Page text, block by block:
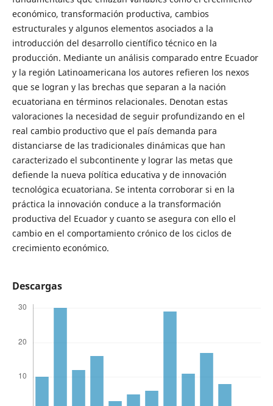
económico, transformación productiva, cambios
estructurales y algunos elementos asociados a la
introducción del desarrollo científico técnico en la
producción. Mediante un análisis comparado entre Ecuador
y la región Latinoamericana los autores refieren los nexos
que se logran y las brechas que separan a la nación
ecuatoriana en términos relacionales. Denotan estas
valoraciones la necesidad de seguir profundizando en el
real cambio productivo que el país demanda para
distanciarse de las tradicionales dinámicas que han
caracterizado el subcontinente y lograr las metas que
defiende la nueva política educativa y de innovación
tecnológica ecuatoriana. Se intenta corroborar si en la
práctica la innovación conduce a la transformación
productiva del Ecuador y cuanto se asegura con ello el
cambio en el comportamiento crónico de los ciclos de
crecimiento económico.
Descargas